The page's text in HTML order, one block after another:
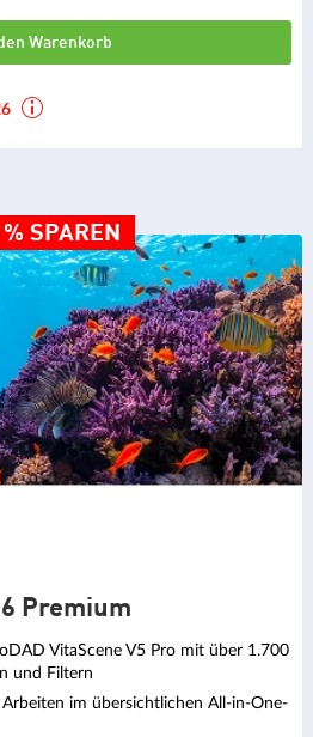
Warenkorb
SPAREN
Premium
VitaScene V5 Pro mit über 1.700
und Filtern
im übersichtlichen All-in-One-